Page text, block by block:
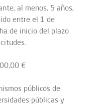
al menos, 5 años,
entre el 1 de
de inicio del plazo
€
públicos de
públicas y